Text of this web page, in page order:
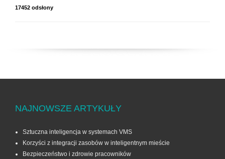
17452 odsłony
NAJNOWSZE ARTYKUŁY
Sztuczna inteligencja w systemach VMS
Korzyści z integracji zasobów w inteligentnym mieście
Bezpieczeństwo i zdrowie pracowników